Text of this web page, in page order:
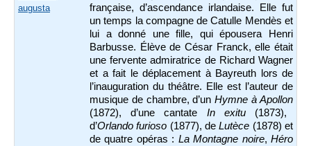
augusta
française, d’ascendance irlandaise. Elle fut
un temps la compagne de Catulle Mendès et
lui a donné une fille, qui épousera Henri
Barbusse. Élève de César Franck, elle était
une fervente admiratrice de Richard Wagner
et a fait le déplacement à Bayreuth lors de
l’inauguration du théâtre. Elle est l’auteur de
musique de chambre, d’unHymne à Apollon
(1872), d’une cantate In exitu(1873),
d’Orlando furioso (1877), deLutèce (1878) et
de quatre opéras : La Montagne noire,Héro